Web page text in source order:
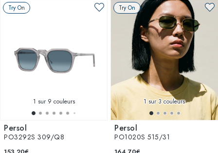
Try On
1 sur 9 couleurs
Persol
PO3292S 309/Q8
Try On
1sur 3 couleurs
Persol
PO1020S 515/31